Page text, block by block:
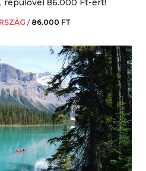
repülővel 86.000 Ft-ért!
/ 86.000 FT